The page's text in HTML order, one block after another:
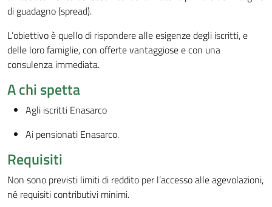
di guadagno (spread).
L’obiettivo è quello di rispondere alle esigenze degli iscritti, e
delle loro famiglie, con offerte vantaggiose e con una
consulenza immediata.
A chi spetta
Agli iscritti Enasarco
Ai pensionati Enasarco.
Requisiti
Non sono previsti limiti di reddito per l’accesso alle agevolazioni,
né requisiti contributivi minimi.